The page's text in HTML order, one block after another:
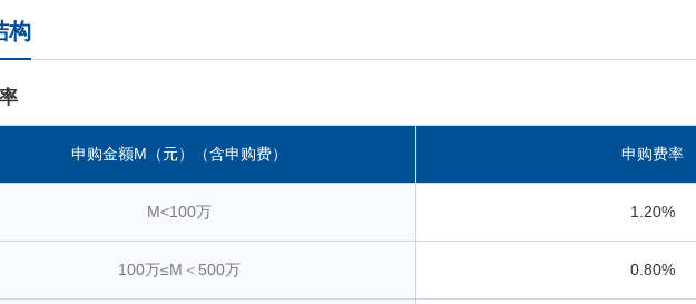
构
申购金额M（元）（含申购费） 申购费率
M<100万 1.20%
100万≤M＜500万 0.80%